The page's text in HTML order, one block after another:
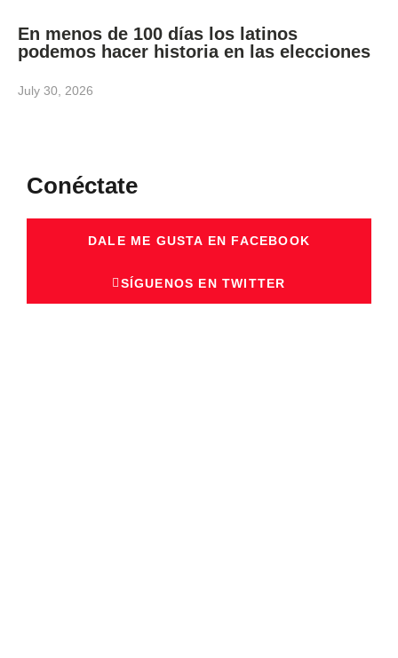
En menos de 100 días los latinos
podemos hacer historia en las elecciones
July 30, 2026
Conéctate
DALE ME GUSTA EN FACEBOOK
SÍGUENOS EN TWITTER